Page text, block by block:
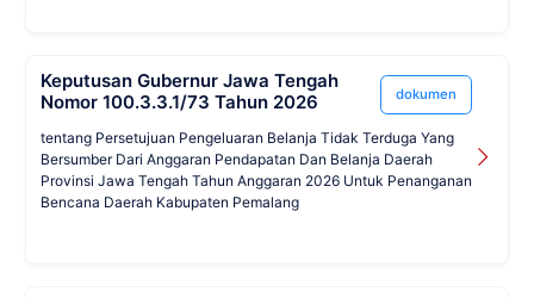
Keputusan Gubernur Jawa Tengah
Nomor 100.3.3.1/73 Tahun 2026
dokumen
tentang Persetujuan Pengeluaran Belanja Tidak Terduga Yang
Bersumber Dari Anggaran Pendapatan Dan Belanja Daerah
Provinsi Jawa Tengah Tahun Anggaran 2026 Untuk Penanganan
Bencana Daerah Kabupaten Pemalang